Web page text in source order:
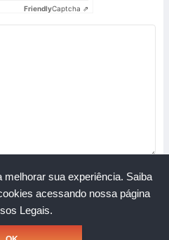
melhorar sua experiência. Saiba
acessando nossa página
Legais.
FriendlyCaptcha ⇗